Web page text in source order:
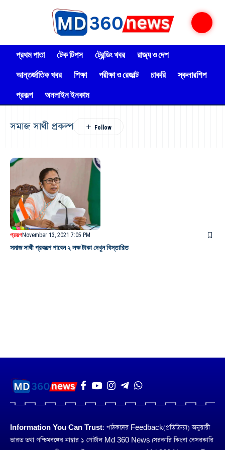
প্রথম পাতা টেক টিপস ট্রেন্ডিং খবর
রাজ্য ও দেশ
আন্তর্জাতিক খবর
শিক্ষা পরীক্ষা ও রেজাল্ট চাকরি
স্কলারশিপ
প্রকল্প
অনলাইন ইনকাম
সমাজ সাথী প্রকল্প
প্রকল্পNovember 13, 2021 7:05 PM
সমাজ সাথী প্রকল্পে পাবেন ২ লক্ষ টাকা দেখুন বিস্তারিত
Information You Can Trust: পাঠকদের Feedback(প্রতিক্রিয়া) অনুয়ায়ী
ভারত তথা পশ্চিমবঙ্গের নাম্বার ১ পোর্টাল Md 360 News। সরকারি কিংবা বেসরকারি